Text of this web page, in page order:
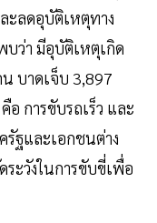
ะลดอุบัติเหตุทาง
ว่า มีอุบัติเหตุเกิด
บาดเจ็บ 3,897
การขับรถเร็ว และ
รัฐและเอกชนต่าง
ะวังในการขับขี่เพื่อ